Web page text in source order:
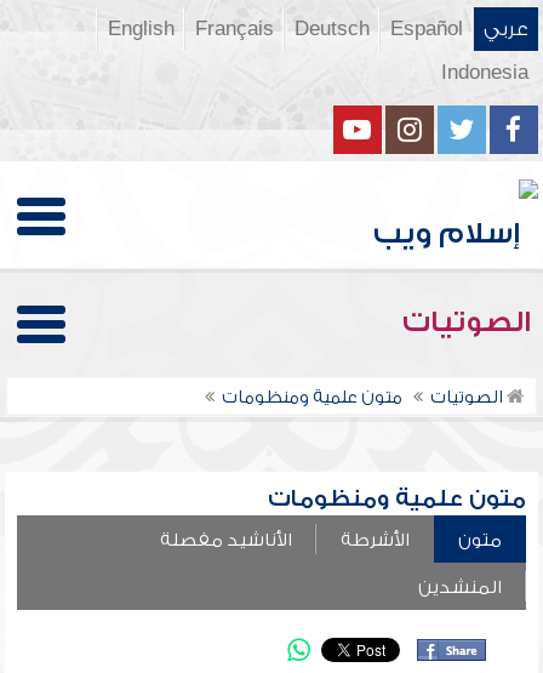
عربي Español
Deutsch
Français
English
Indonesia
الصوتيات
الصوتيات متون علمية ومنظومات
متون علمية ومنظومات
متون الأشرطة الأناشيد مفصلة
المنشدين